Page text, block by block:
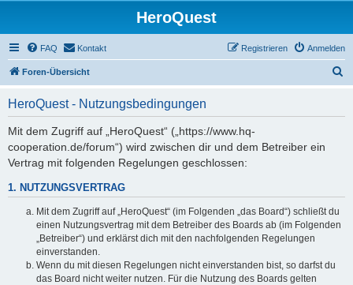
HeroQuest
FAQ Kontakt Anmelden
Registrieren
Foren-Übersicht
HeroQuest - Nutzungsbedingungen
Mit dem Zugriff auf „HeroQuest“ („https://www.hq-
cooperation.de/forum“) wird zwischen dir und dem Betreiber ein
Vertrag mit folgenden Regelungen geschlossen:
1. NUTZUNGSVERTRAG
Mit dem Zugriff auf „HeroQuest“ (im Folgenden „das Board“) schließt du
einen Nutzungsvertrag mit dem Betreiber des Boards ab (im Folgenden
„Betreiber“) und erklärst dich mit den nachfolgenden Regelungen
einverstanden.
Wenn du mit diesen Regelungen nicht einverstanden bist, so darfst du
das Board nicht weiter nutzen. Für die Nutzung des Boards gelten